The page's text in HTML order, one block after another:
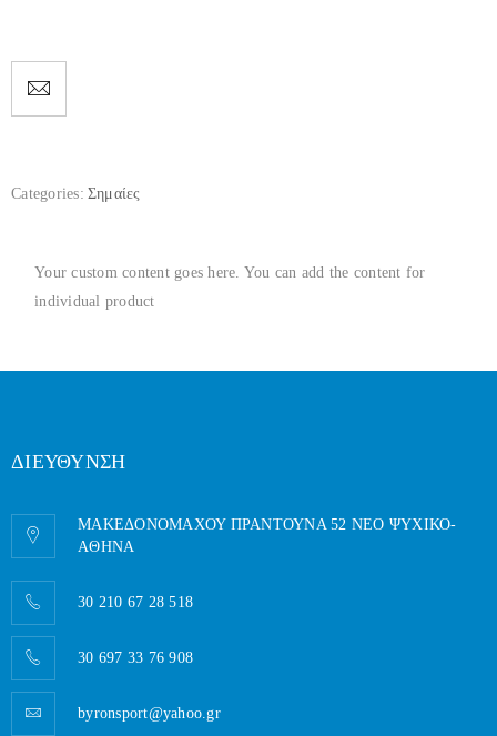
Categories: Σημαίες
Your custom content goes here. You can add the content for
individual product
ΔΙΕΥΘΥΝΣΗ
ΜΑΚΕΔΟΝΟΜΑΧΟΥ ΠΡΑΝΤΟΥΝΑ 52 ΝΕΟ ΨΥΧΙΚΟ-
AΘΗΝΑ
30 210 67 28 518
30 697 33 76 908
byronsport@yahoo.gr